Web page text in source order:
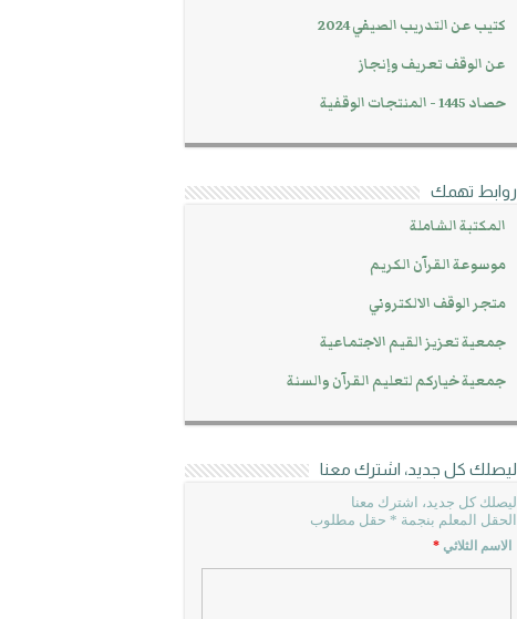
كتيب عن التدريب الصيفي 2024
عن الوقف تعريف وإنجاز
حصاد 1445 - المنتجات الوقفية
روابط تهمك
المكتبة الشاملة
موسوعة القرآن الكريم
متجر الوقف الالكتروني
جمعية تعزيز القيم الاجتماعية
جمعية خياركم لتعليم القرآن والسنة
ليصلك كل جديد، اشترك معنا
ليصلك كل جديد، اشترك معنا
الحقل المعلم بنجمة * حقل مطلوب
الاسم الثلاثي *